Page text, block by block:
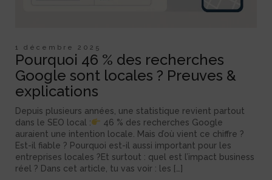
1 décembre 2025
Pourquoi 46 % des recherches
Google sont locales ? Preuves &
explications
Depuis plusieurs années, une statistique revient partout
dans le SEO local :
46 % des recherches Google
auraient une intention locale. Mais d’où vient ce chiffre ?
Est-il fiable ? Pourquoi est-il aussi important pour les
entreprises locales ?Et surtout : quel est l’impact business
réel ? Dans cet article, tu vas voir : les […]